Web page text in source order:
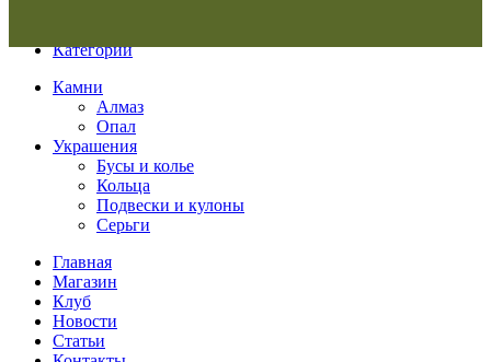
Категории
Камни
Алмаз
Опал
Украшения
Бусы и колье
Кольца
Подвески и кулоны
Серьги
Главная
Магазин
Клуб
Новости
Статьи